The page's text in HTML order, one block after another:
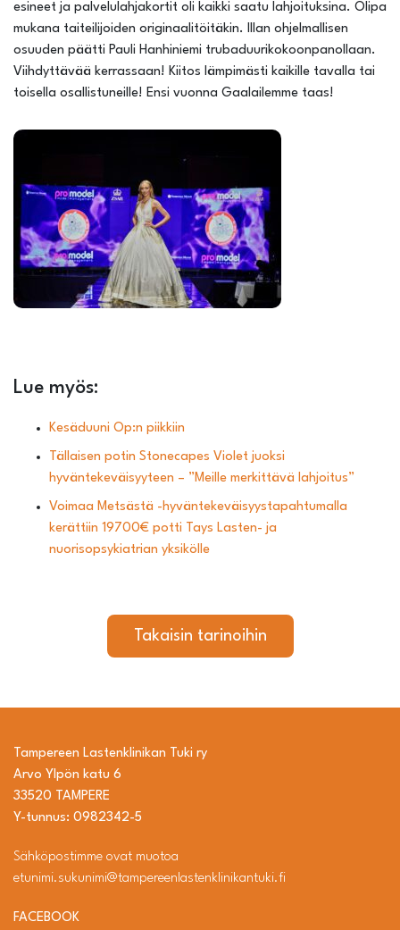
esineet ja palvelulahjakortit oli kaikki saatu lahjoituksina. Olipa
mukana taiteilijoiden originaalitöitäkin. Illan ohjelmallisen
osuuden päätti Pauli Hanhiniemi trubaduurikokoonpanollaan.
Viihdyttävää kerrassaan! Kiitos lämpimästi kaikille tavalla tai
toisella osallistuneille! Ensi vuonna Gaalailemme taas!
Lue myös:
Kesäduuni Op:n piikkiin
Tällaisen potin Stonecapes Violet juoksi
hyväntekeväisyyteen – ”Meille merkittävä lahjoitus”
Voimaa Metsästä -hyväntekeväisyystapahtumalla
kerättiin 19700€ potti Tays Lasten- ja
nuorisopsykiatrian yksikölle
Takaisin tarinoihin
Tampereen Lastenklinikan Tuki ry
Arvo Ylpön katu 6
33520 TAMPERE
Y-tunnus: 0982342-5
Sähköpostimme ovat muotoa
etunimi.sukunimi@tampereenlastenklinikantuki.fi
FACEBOOK